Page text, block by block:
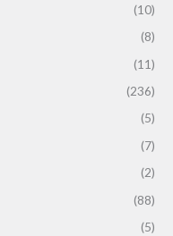
(10)
(8)
(11)
(236)
(5)
(7)
(2)
(88)
(5)